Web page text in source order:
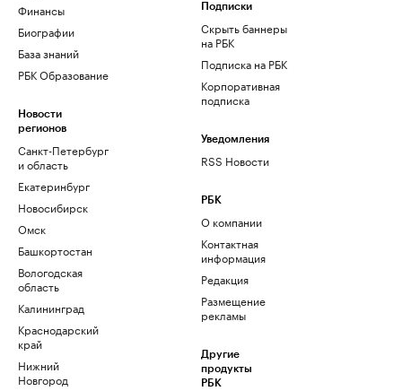
Финансы
Биографии
База знаний
РБК Образование
Новости
регионов
Санкт-Петербург
и область
Екатеринбург
Новосибирск
Омск
Башкортостан
Вологодская
область
Калининград
Краснодарский
край
Нижний
Новгород
Подписки
Скрыть баннеры
на РБК
Подписка на РБК
Корпоративная
подписка
Уведомления
RSS Новости
РБК
О компании
Контактная
информация
Редакция
Размещение
рекламы
Другие
продукты
РБК